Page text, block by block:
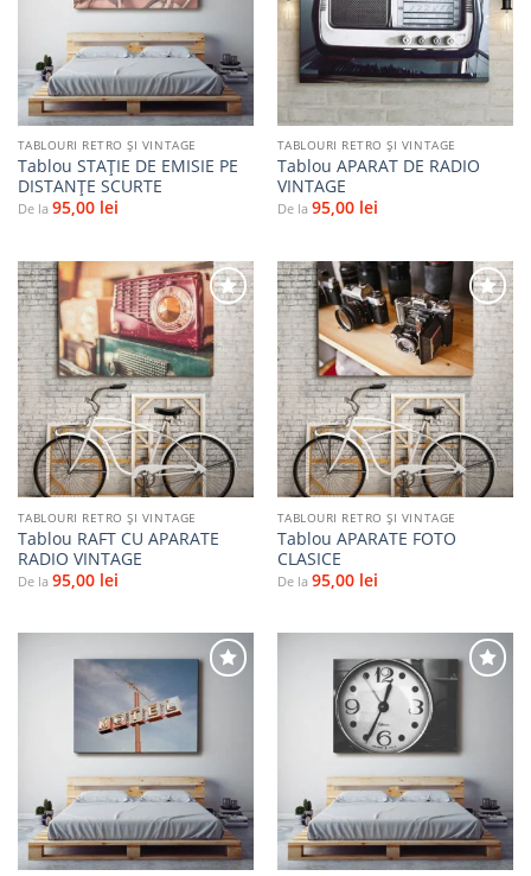
TABLOURI RETRO ȘI VINTAGE
Tablou STAȚIE DE EMISIE PE
DISTANȚE SCURTE
De la 95,00 lei
la
favorite
TABLOURI RETRO ȘI VINTAGE
Tablou APARAT DE RADIO
VINTAGE
De la 95,00 lei
Adaugă
la
favorite
TABLOURI RETRO ȘI VINTAGE
Tablou RAFT CU APARATE
RADIO VINTAGE
De la 95,00 lei
Adaugă
la
favorite
TABLOURI RETRO ȘI VINTAGE
Tablou APARATE FOTO
CLASICE
De la 95,00 lei